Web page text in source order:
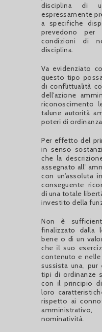
disciplina di
espressamente
a specifiche
prevedono per
condizioni di
disciplina.
Va evidenziato
questo tipo
di conflittualità
dell’azione
riconoscimento
talune autorità
poteri di
Per effetto del
in senso
che la
assegnato all’
con un’assoluta
conseguente
di una totale
investito della
Non è
finalizzato dalla
bene o di un
che il suo
contenuto e
sussista una, pur
tipi di ordinanze
con il principio
loro
rispetto ai
nominatività.